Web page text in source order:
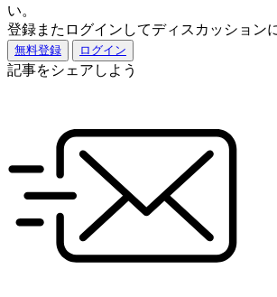
い。
登録またログインしてディスカッション
無料登録 ログイン
記事をシェアしよう